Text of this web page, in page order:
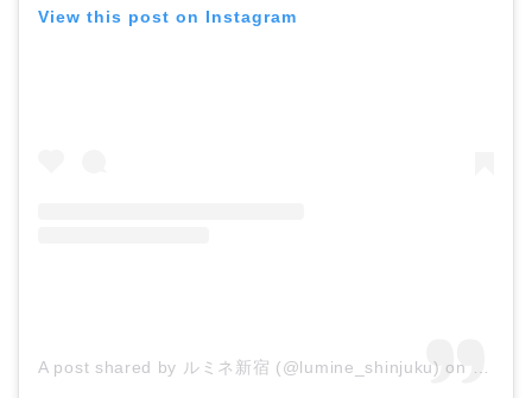
View this post on Instagram
A post shared by ルミネ新宿 (@lumine_shinjuku) on